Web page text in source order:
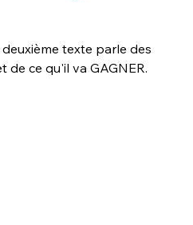
texte parle des
de ce qu'il va GAGNER.